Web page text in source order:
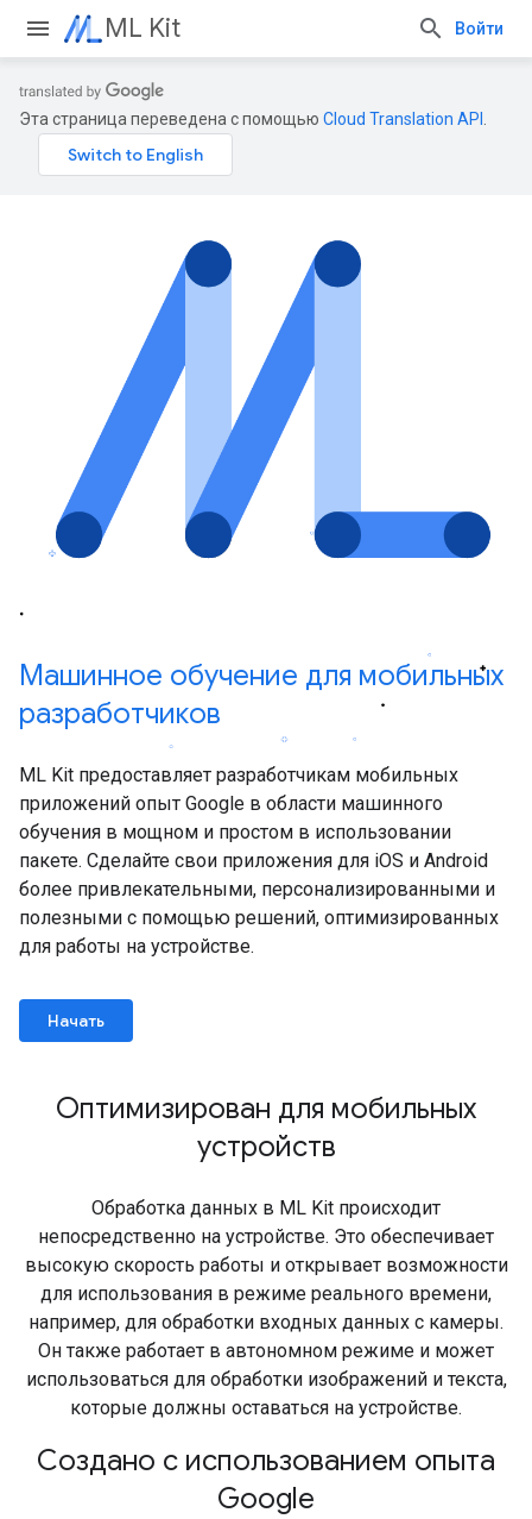
ML Kit Войти
Эта страница переведена с помощью Cloud Translation API
Машинное обучение для мобильных
разработчиков
ML Kit предоставляет разработчикам мобильных
приложений опыт Google в области машинного
обучения в мощном и простом в использовании
пакете. Сделайте свои приложения для iOS и Android
более привлекательными, персонализированными и
полезными с помощью решений, оптимизированных
для работы на устройстве.
Начать
Оптимизирован для мобильных
устройств
Обработка данных в ML Kit происходит
непосредственно на устройстве. Это обеспечивает
высокую скорость работы и открывает возможности
для использования в режиме реального времени,
например, для обработки входных данных с камеры.
Он также работает в автономном режиме и может
использоваться для обработки изображений и текста,
которые должны оставаться на устройстве.
Создано с использованием опыта
Google